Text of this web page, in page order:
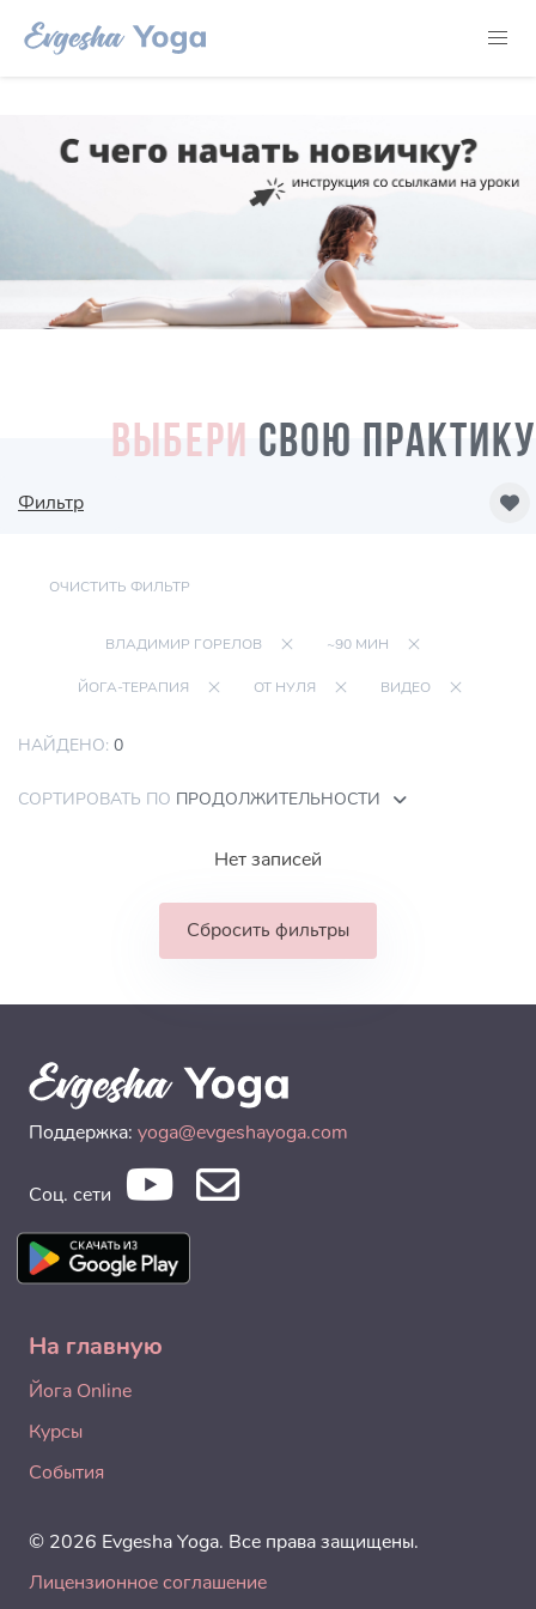
ВЫБЕРИ СВОЮ ПРАКТИКУ
Фильтр
ОЧИСТИТЬ ФИЛЬТР
ВЛАДИМИР ГОРЕЛОВ ~90 МИН
ЙОГА-ТЕРАПИЯ ОТ НУЛЯ ВИДЕО
НАЙДЕНО: 0
СОРТИРОВАТЬ ПО ПРОДОЛЖИТЕЛЬНОСТИ
Нет записей
Сбросить фильтры
Поддержка: yoga@evgeshayoga.com
Соц. сети
На главную
Йога Online
Курсы
События
© 2026 Evgesha Yoga. Все права защищены.
Лицензионное соглашение